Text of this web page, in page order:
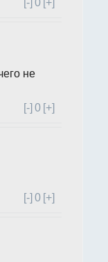
[-] 0 [+]
не
[-] 0 [+]
[-] 0 [+]